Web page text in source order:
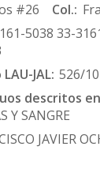
#26 Col.:
5038 33-
JAL: 526/10
descritos
Y SANGRE
JAVIER